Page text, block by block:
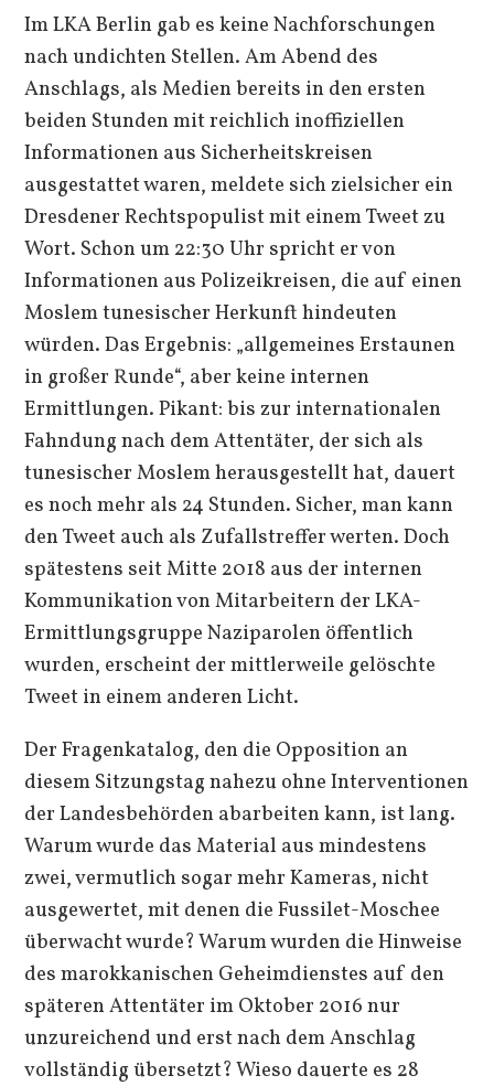
Im LKA Berlin gab es keine Nachforschungen
nach undichten Stellen. Am Abend des
Anschlags, als Medien bereits in den ersten
beiden Stunden mit reichlich inoffiziellen
Informationen aus Sicherheitskreisen
ausgestattet waren, meldete sich zielsicher ein
Dresdener Rechtspopulist mit einem Tweet zu
Wort. Schon um 22:30 Uhr spricht er von
Informationen aus Polizeikreisen, die auf einen
Moslem tunesischer Herkunft hindeuten
würden. Das Ergebnis: „allgemeines Erstaunen
in großer Runde“, aber keine internen
Ermittlungen. Pikant: bis zur internationalen
Fahndung nach dem Attentäter, der sich als
tunesischer Moslem herausgestellt hat, dauert
es noch mehr als 24 Stunden. Sicher, man kann
den Tweet auch als Zufallstreffer werten. Doch
spätestens seit Mitte 2018 aus der internen
Kommunikation von Mitarbeitern der LKA-
Ermittlungsgruppe Naziparolen öffentlich
wurden, erscheint der mittlerweile gelöschte
Tweet in einem anderen Licht.
Der Fragenkatalog, den die Opposition an
diesem Sitzungstag nahezu ohne Interventionen
der Landesbehörden abarbeiten kann, ist lang.
Warum wurde das Material aus mindestens
zwei, vermutlich sogar mehr Kameras, nicht
ausgewertet, mit denen die Fussilet-Moschee
überwacht wurde? Warum wurden die Hinweise
des marokkanischen Geheimdienstes auf den
späteren Attentäter im Oktober 2016 nur
unzureichend und erst nach dem Anschlag
vollständig übersetzt? Wieso dauerte es 28